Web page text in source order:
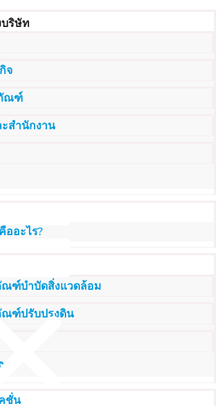
ริษัท
จ
ณฑ์
สำนักงาน
อะไร?
ณฑ์บำบัดสิ่งแวดล้อม
ณฑ์ปรับปรุงดิน
ชั่น